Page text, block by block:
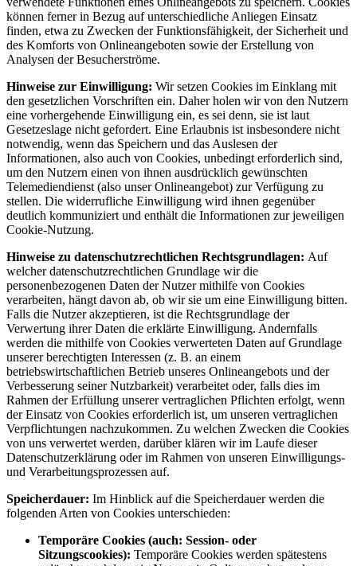
können ferner in Bezug auf unterschiedliche Anliegen Einsatz
finden, etwa zu Zwecken der Funktionsfähigkeit, der Sicherheit und
des Komforts von Onlineangeboten sowie der Erstellung von
Analysen der Besucherströme.
Hinweise zur Einwilligung: Wir setzen Cookies im Einklang mit
den gesetzlichen Vorschriften ein. Daher holen wir von den Nutzern
eine vorhergehende Einwilligung ein, es sei denn, sie ist laut
Gesetzeslage nicht gefordert. Eine Erlaubnis ist insbesondere nicht
notwendig, wenn das Speichern und das Auslesen der
Informationen, also auch von Cookies, unbedingt erforderlich sind,
um den Nutzern einen von ihnen ausdrücklich gewünschten
Telemediendienst (also unser Onlineangebot) zur Verfügung zu
stellen. Die widerrufliche Einwilligung wird ihnen gegenüber
deutlich kommuniziert und enthält die Informationen zur jeweiligen
Cookie-Nutzung.
Hinweise zu datenschutzrechtlichen Rechtsgrundlagen: Auf
welcher datenschutzrechtlichen Grundlage wir die
personenbezogenen Daten der Nutzer mithilfe von Cookies
verarbeiten, hängt davon ab, ob wir sie um eine Einwilligung bitten.
Falls die Nutzer akzeptieren, ist die Rechtsgrundlage der
Verwertung ihrer Daten die erklärte Einwilligung. Andernfalls
werden die mithilfe von Cookies verwerteten Daten auf Grundlage
unserer berechtigten Interessen (z. B. an einem
betriebswirtschaftlichen Betrieb unseres Onlineangebots und der
Verbesserung seiner Nutzbarkeit) verarbeitet oder, falls dies im
Rahmen der Erfüllung unserer vertraglichen Pflichten erfolgt, wenn
der Einsatz von Cookies erforderlich ist, um unseren vertraglichen
Verpflichtungen nachzukommen. Zu welchen Zwecken die Cookies
von uns verwertet werden, darüber klären wir im Laufe dieser
Datenschutzerklärung oder im Rahmen von unseren Einwilligungs-
und Verarbeitungsprozessen auf.
Speicherdauer: Im Hinblick auf die Speicherdauer werden die
folgenden Arten von Cookies unterschieden:
Temporäre Cookies (auch: Session- oder
Sitzungscookies): Temporäre Cookies werden spätestens